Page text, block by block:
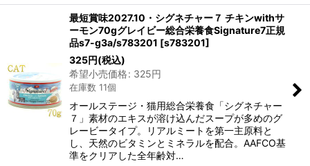
最短賞味2027.10・シグネチャー７ チキンwithサ
ーモン70gグレイビー総合栄養食Signature7正規
品s7-g3a/s783201 [s783201]
325円(税込)
希望小売価格: 325円
在庫数 11個
オールステージ・猫用総合栄養食「シグネチャー
７」素材のエキスが溶け込んだスープが多めのグ
レービータイプ。リアルミートを第一主原料と
し、天然のビタミンとミネラルを配合。AAFCO基
準をクリアした全年齢対…